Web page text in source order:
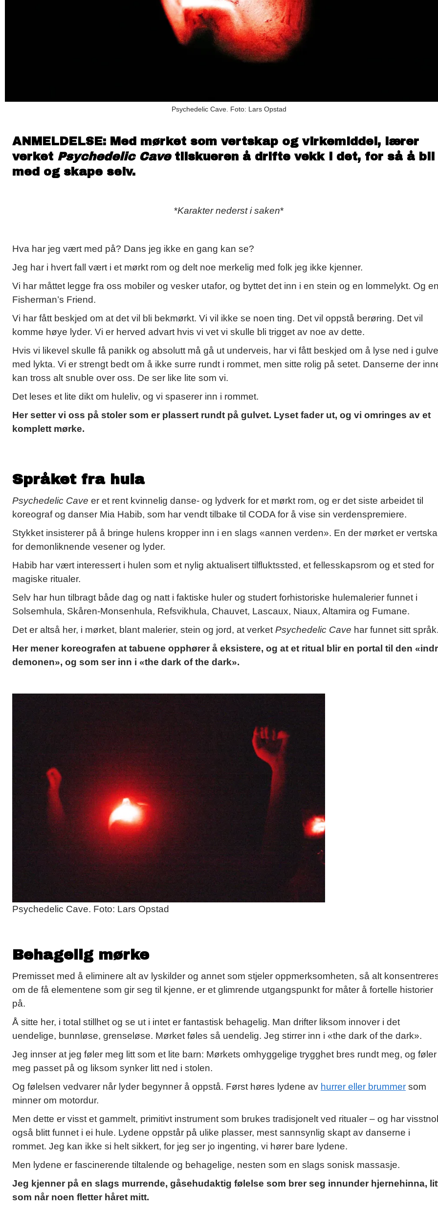
Psychedelic Cave. Foto: Lars Opstad
ANMELDELSE: Med mørket som vertskap og virkemiddel, lærer
verket Psychedelic Cavetilskueren å drifte vekk i det, for så å bli
med og skape selv.
*Karakter nederst i saken*
Hva har jeg vært med på? Dans jeg ikke en gang kan se?
Jeg har i hvert fall vært i et mørkt rom og delt noe merkelig med folk jeg ikke kjenner.
Vi har måttet legge fra oss mobiler og vesker utafor, og byttet det inn i en stein og en lommelykt. Og
Fisherman’s Friend.
Vi har fått beskjed om at det vil bli bekmørkt. Vi vil ikke se noen ting. Det vil oppstå berøring. Det vil
komme høye lyder. Vi er herved advart hvis vi vet vi skulle bli trigget av noe av dette.
Hvis vi likevel skulle få panikk og absolutt må gå ut underveis, har vi fått beskjed om å lyse ned i
med lykta. Vi er strengt bedt om å ikke surre rundt i rommet, men sitte rolig på setet. Danserne der
kan tross alt snuble over oss. De ser like lite som vi.
Det leses et lite dikt om huleliv, og vi spaserer inn i rommet.
Her setter vi oss på stoler som er plassert rundt på gulvet. Lyset fader ut, og vi omringes av et
komplett mørke.
Språket fra hula
Psychedelic Cave er et rent kvinnelig danse- og lydverk for et mørkt rom, og er det siste arbeidet til
koreograf og danser Mia Habib, som har vendt tilbake til CODA for å vise sin verdenspremiere.
Stykket insisterer på å bringe hulens kropper inn i en slags «annen verden». En der mørket er
for demonliknende vesener og lyder.
Habib har vært interessert i hulen som et nylig aktualisert tilfluktssted, et fellesskapsrom og et sted for
magiske ritualer.
Selv har hun tilbragt både dag og natt i faktiske huler og studert forhistoriske hulemalerier funnet i
Solsemhula, Skåren-Monsenhula, Refsvikhula, Chauvet, Lascaux, Niaux, Altamira og Fumane.
Det er altså her, i mørket, blant malerier, stein og jord, at verket Psychedelic Cave har funnet sitt
Her mener koreografen at tabuene opphører å eksistere, og at et ritual blir en portal til den
demonen», og som ser inn i «the dark of the dark».
Psychedelic Cave. Foto: Lars Opstad
Behagelig mørke
Premisset med å eliminere alt av lyskilder og annet som stjeler oppmerksomheten, så alt
om de få elementene som gir seg til kjenne, er et glimrende utgangspunkt for måter å fortelle historier
på.
Å sitte her, i total stillhet og se ut i intet er fantastisk behagelig. Man drifter liksom innover i det
uendelige, bunnløse, grenseløse. Mørket føles så uendelig. Jeg stirrer inn i «the dark of the dark».
Jeg innser at jeg føler meg litt som et lite barn: Mørkets omhyggelige trygghet bres rundt meg, og føler
meg passet på og liksom synker litt ned i stolen.
Og følelsen vedvarer når lyder begynner å oppstå. Først høres lydene av hurrer eller brummer som
minner om motordur.
Men dette er visst et gammelt, primitivt instrument som brukes tradisjonelt ved ritualer – og har
også blitt funnet i ei hule. Lydene oppstår på ulike plasser, mest sannsynlig skapt av danserne i
rommet. Jeg kan ikke si helt sikkert, for jeg ser jo ingenting, vi hører bare lydene.
Men lydene er fascinerende tiltalende og behagelige, nesten som en slags sonisk massasje.
Jeg kjenner på en slags murrende, gåsehudaktig følelse som brer seg innunder hjernehinna,
som når noen fletter håret mitt.